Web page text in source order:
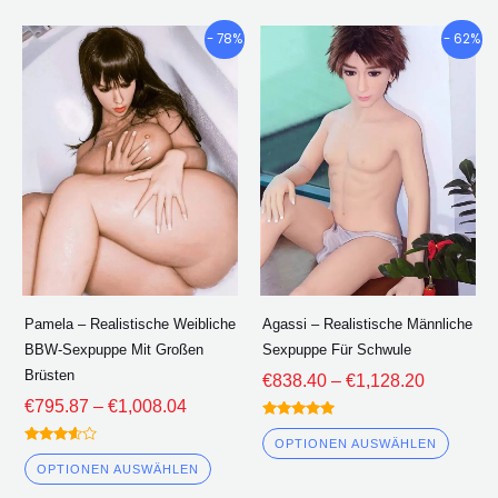
- 78%
Pamela – Realistische Weibliche
BBW-Sexpuppe Mit Großen
Brüsten
€795.87 – €1,008.04
Preisklasse:
€795.87
durch
€1,008.04
Bewertet
3.50
von 5
OPTIONEN AUSWÄHLEN
Dieses
Produkt
mehrere
Varianten.
Die
Optionen
können
auf
Produktseite
ausgewählt
werden
- 62%
Agassi – Realistische Männliche
Sexpuppe Für Schwule
€838.40 – €1,128.20
€838.40
Bewertet
5.00
von 5
OPTIONEN AUSWÄHLEN
Die
auf